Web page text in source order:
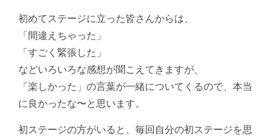
初めてステージに立った皆さんからは、
「間違えちゃった」
「すごく緊張した」
などいろいろな感想が聞こえてきますが、
「楽しかった」の言葉が一緒についてくるので、本当
に良かったな〜と思います。
初ステージの方がいると、毎回自分の初ステージを思